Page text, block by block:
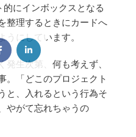
にインボックスとなる
整理するときにカードへ
にしています。
生次第、何も考えず、
。「どこのプロジェクト
と、入れるという行為そ
やがて忘れちゃうの